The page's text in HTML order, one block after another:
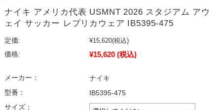
ナイキ アメリカ代表 USMNT 2026 スタジアム アウ
ェイ サッカー レプリカウェア IB5395-475
定価: ¥15,620(税込)
価格:
¥15,620 (税込)
メーカー：
ナイキ
型番：
IB5395-475
サイズ：